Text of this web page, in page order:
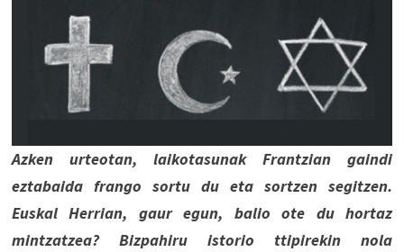
Azken urteotan, laikotasunak Frantzian gaindi
eztabaida frango sortu du eta sortzen segitzen.
Euskal Herrian, gaur egun, balio ote du hortaz
mintzatzea? Bizpahiru istorio ttipirekin nola